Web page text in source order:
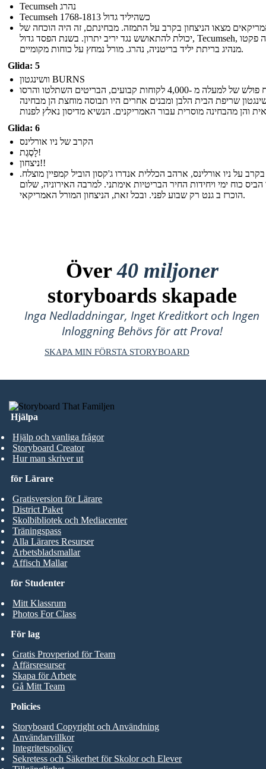
Tecumseh נהרג
Tecumseh 1768-1813 כשהיליד גדול
מצאו הניצחון בקרב על התמזה. מבחינתם, זה היה הוכחה של
יכולת להתאושש נגד יריב יתרון. בשנת הפסד גדול, Tecumseh, דה פקטו
מנהיג בריתת יליד בריטניה, נהרג. מורל נמחץ על כוחות מקומיים.
Glida: 5
וושינגטון BURNS
עם כוח פולש של למעלה מ -4,000 לקוחות קבועים, הבריטים השתלטו והרסו
שריפת הבית הלבן ומבנים אחרים היו תבוסה מוחצת הן מבחינה
Glida: 6
הקרב של ניו אורלינס
לָסֶגֶת!
ניצחון!!
בקרב על ניו אורלינס, ארהב הכללית אנדרו ג'קסון הוביל קמפיין מוצלח.
הביס כוח ימי ויחידות החיר הבריטיות אימתני. למרבה האירוניה, שלום
הוכרז ב גנט רק שבוע לפני. ובכל זאת, הניצחון המורל האמריקאי.
Över40 miljoner
storyboards skapade
Inga Nedladdningar, Inget Kreditkort och Ingen
Inloggning Behövs för att Prova!
SKAPA MIN FÖRSTA STORYBOARD
Hjälpa
Hjälp och vanliga frågor
Storyboard Creator
Hur man skriver ut
för Studenter
Mitt Klassrum
Photos For Class
för Lärare
Gratisversion för Lärare
District Paket
Skolbibliotek och Mediacenter
Träningspass
Alla Lärares Resurser
Arbetsbladsmallar
Affisch Mallar
För lag
Gratis Provperiod för Team
Affärsresurser
Skapa för Arbete
Gå Mitt Team
Policies
Storyboard Copyright och Användning
Användarvillkor
Integritetspolicy
Sekretess och Säkerhet för Skolor och Elever